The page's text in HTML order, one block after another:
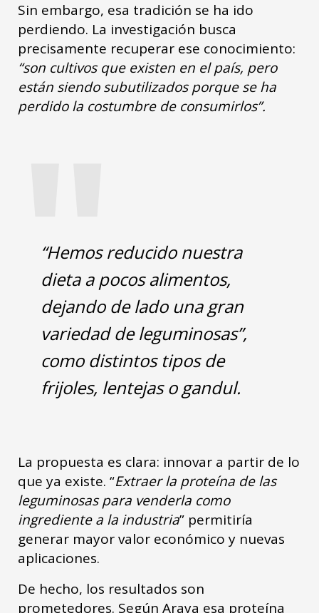
Sin embargo, esa tradición se ha ido
perdiendo. La investigación busca
precisamente recuperar ese conocimiento:
“son cultivos que existen en el país, pero
están siendo subutilizados porque se ha
perdido la costumbre de consumirlos”.
"
“Hemos reducido nuestra
dieta a pocos alimentos,
dejando de lado una gran
variedad de leguminosas”,
como distintos tipos de
frijoles, lentejas o gandul.
La propuesta es clara: innovar a partir de lo
que ya existe. “Extraer la proteína de las
leguminosas para venderla como
ingrediente a la industria” permitiría
generar mayor valor económico y nuevas
aplicaciones.
De hecho, los resultados son
prometedores. Según Araya esa proteína